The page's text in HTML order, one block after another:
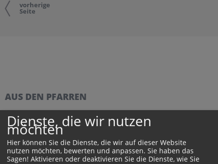
vorherige
Seite
AUS DEN PFARREN
Kirchham feierte die Ehejubelpaare
Traditionell feiert Kirchham Anfang August das Fest der
Jubelhochzeiten. Am 2. August 2026 folgten sechs Paare
der...
Dienste, die wir nutzen
möchten
Hier können Sie die Dienste, die wir auf dieser Website
nutzen möchten, bewerten und anpassen. Sie haben das
Sagen! Aktivieren oder deaktivieren Sie die Dienste, wie Sie